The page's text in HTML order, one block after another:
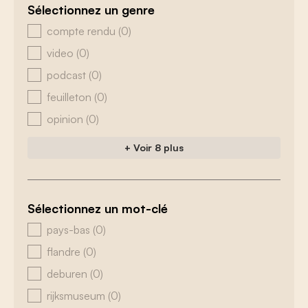
Sélectionnez un genre
zoeken - genre
compte rendu (0)
video (0)
podcast (0)
feuilleton (0)
opinion (0)
+ Voir 8 plus
Sélectionnez un mot-clé
zoeken - tags
pays-bas (0)
flandre (0)
deburen (0)
rijksmuseum (0)